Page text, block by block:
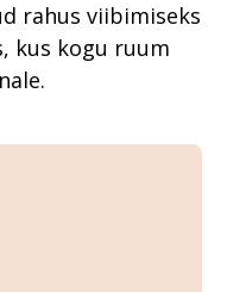
rahus viibimiseks
kus kogu ruum